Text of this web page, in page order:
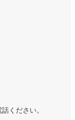
ください。